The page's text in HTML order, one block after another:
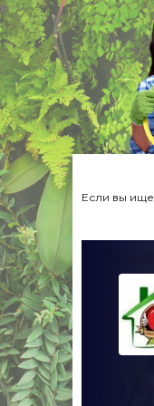
Если вы